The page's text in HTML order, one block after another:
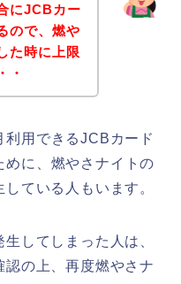
にJCBカー
ので、燃や
た時に上限
・
用できるJCBカード
に、燃やさナイトの
ている人もいます。
してしまった人は、
認の上、再度燃やさナ